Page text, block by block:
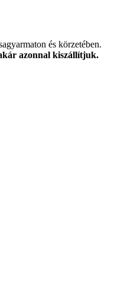
és körzetében.
azonnal kiszállítjuk.